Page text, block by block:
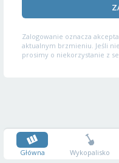
Zalogowanie oznacza
aktualnym brzmieniu. Jeśli
prosimy o niekorzystanie z
Główna Wykopalisko